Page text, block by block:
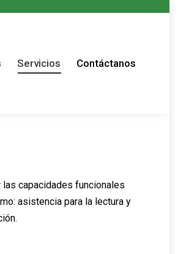
Servicios Contáctanos
capacidades funcionales
asistencia para la lectura y